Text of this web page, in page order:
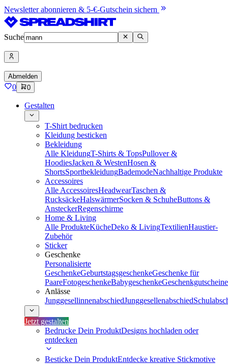
Newsletter abonnieren & 5-€-Gutschein sichern
Suche
Abmelden
0 0
Gestalten
T-Shirt bedrucken
Kleidung besticken
Bekleidung
Alle KleidungT-Shirts & TopsPullover &
HoodiesJacken & WestenHosen &
ShortsSportbekleidungBademodeNachhaltige Produkte
Accessoires
Alle AccessoiresHeadwearTaschen &
RucksäckeHalswärmerSocken & SchuheButtons &
AnsteckerRegenschirme
Home & Living
Alle ProdukteKücheDeko & LivingTextilienHaustier-
Zubehör
Sticker
Geschenke
Personalisierte
GeschenkeGeburtstagsgeschenkeGeschenke für
PaareFotogeschenkeBabygeschenkeGeschenkgutscheine
Anlässe
JunggesellinnenabschiedJunggesellenabschied
Jetzt gestalten
Bedrucke Dein ProduktDesigns hochladen oder
entdecken
Besticke Dein ProduktEntdecke kreative Stickmotive